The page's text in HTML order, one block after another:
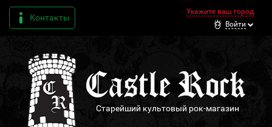
Контакты
Укажите ваш город
Войти
Старейший культовый рок-магазин